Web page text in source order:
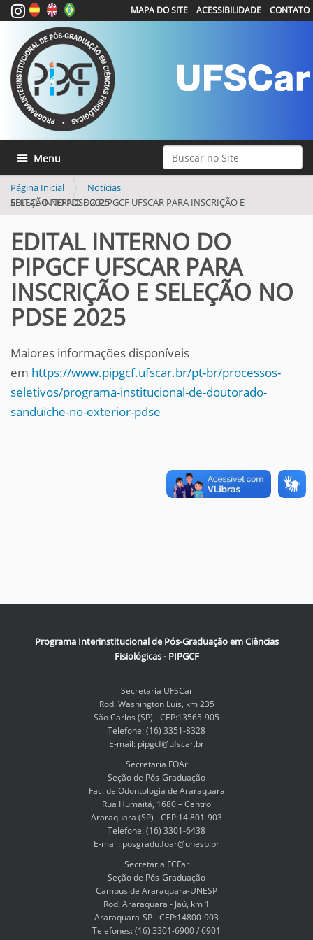
Busca Avançada…
MAPA DO SITE ACESSIBILIDADE CONTATO
Toggle navigation
Página Inicial
Notícias
EDITAL INTERNO DO PIPGCF UFSCAR PARA INSCRIÇÃO E SELEÇÃO NO PDSE 2025
EDITAL INTERNO DO
PIPGCF UFSCAR PARA
INSCRIÇÃO E SELEÇÃO NO
PDSE 2025
Maiores informações disponíveis
em https://www.pipgcf.ufscar.br/pt-br/processos-
seletivos/programa-institucional-de-doutorado-
sanduiche-no-exterior-pdse
Programa Interinstitucional de Pós-Graduação em Ciências
Fisiológicas - PIPGCF
Secretaria UFSCar
Rod. Washington Luis, km 235
São Carlos (SP) - CEP:13565-905
Telefone: (16) 3351-8328
E-mail: pipgcf@ufscar.br
Secretaria FOAr
Seção de Pós-Graduação
Fac. de Odontologia de Araraquara
Rua Humaitá, 1680 – Centro
Araraquara (SP) - CEP:14.801-903
Telefone: (16) 3301-6438
E-mail: posgradu.foar@unesp.br
Secretaria FCFar
Seção de Pós-Graduação
Campus de Araraquara-UNESP
Rod. Araraquara - Jaú, km 1
Araraquara-SP - CEP:14800-903
Telefones: (16) 3301-6900 / 6901